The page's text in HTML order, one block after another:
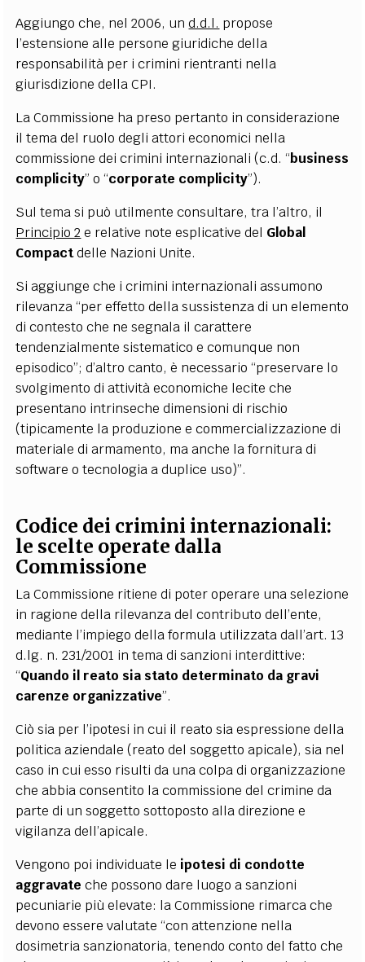
Aggiungo che, nel 2006, und.d.l. propose
l’estensione alle persone giuridiche della
responsabilità per i crimini rientranti nella
giurisdizione della CPI.
La Commissione ha preso pertanto in considerazione
il tema del ruolo degli attori economici nella
commissione dei crimini internazionali (c.d. “business
complicity” o “corporate complicity”).
Sul tema si può utilmente consultare, tra l’altro, il
Principio 2 e relative note esplicative del Global
Compactdelle Nazioni Unite.
Si aggiunge che i crimini internazionali assumono
rilevanza “per effetto della sussistenza di un elemento
di contesto che ne segnala il carattere
tendenzialmente sistematico e comunque non
episodico”; d’altro canto, è necessario “preservare lo
svolgimento di attività economiche lecite che
presentano intrinseche dimensioni di rischio
(tipicamente la produzione e commercializzazione di
materiale di armamento, ma anche la fornitura di
software o tecnologia a duplice uso)”.
Codice dei crimini internazionali:
le scelte operate dalla
Commissione
La Commissione ritiene di poter operare una selezione
in ragione della rilevanza del contributo dell’ente,
mediante l’impiego della formula utilizzata dall’art. 13
d.lg. n. 231/2001 in tema di sanzioni interdittive:
“Quando il reato sia stato determinato da gravi
carenze organizzative”.
Ciò sia per l’ipotesi in cui il reato sia espressione della
politica aziendale (reato del soggetto apicale), sia nel
caso in cui esso risulti da una colpa di organizzazione
che abbia consentito la commissione del crimine da
parte di un soggetto sottoposto alla direzione e
vigilanza dell’apicale.
Vengono poi individuate le ipotesi di condotte
aggravate che possono dare luogo a sanzioni
pecuniarie più elevate: la Commissione rimarca che
devono essere valutate “con attenzione nella
dosimetria sanzionatoria, tenendo conto del fatto che